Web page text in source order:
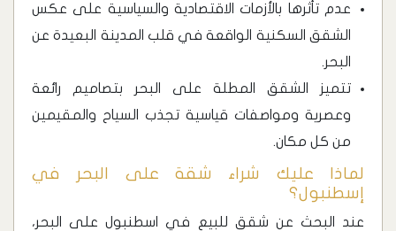
عدم تأثرها بالأزمات الاقتصادية والسياسية على عكس
الشقق السكنية الواقعة في قلب المدينة البعيدة عن
البحر.
تتميز الشقق المطلة على البحر بتصاميم رائعة
وعصرية ومواصفات قياسية تجذب السياح والمقيمين
من كل مكان.
لماذا عليك شراء شقة على البحر في
إسطنبول؟
عند البحث عن شقق للبيع في اسطنبول على البحر،